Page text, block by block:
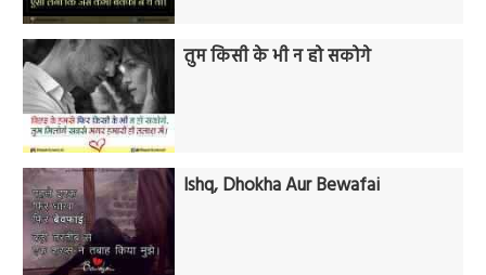
तुम किसी के भी न हो सकोगे
Ishq, Dhokha Aur Bewafai